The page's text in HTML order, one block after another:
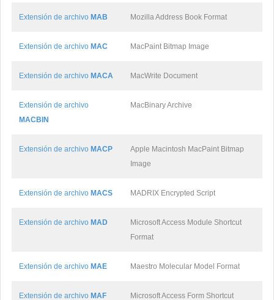
Extensión de archivo MAB Mozilla Address Book Format
Extensión de archivo MAC MacPaint Bitmap Image
Extensión de archivo MACA MacWrite Document
Extensión de archivo
MACBIN
MacBinary Archive
Extensión de archivo MACP
Apple Macintosh MacPaint Bitmap
Image
Extensión de archivo MACS MADRIX Encrypted Script
Extensión de archivo MAD
Microsoft Access Module Shortcut
Format
Extensión de archivo MAE Maestro Molecular Model Format
Extensión de archivo MAF
Microsoft Access Form Shortcut